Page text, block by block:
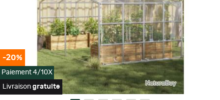
-20%
Paiement 4/10X
Livraison gratuite